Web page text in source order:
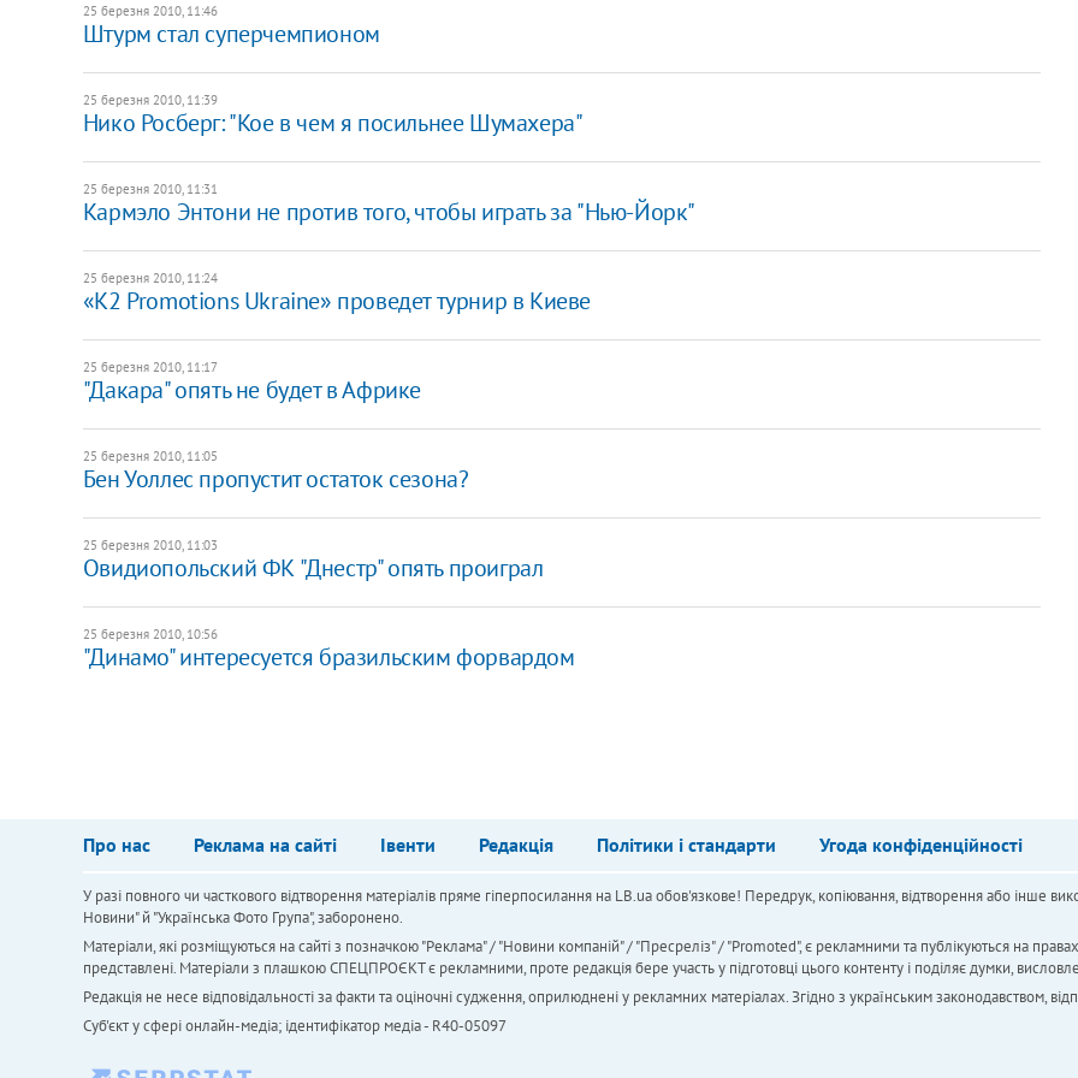
25 березня 2010, 11:46
Штурм стал суперчемпионом
25 березня 2010, 11:39
Нико Росберг: "Кое в чем я посильнее Шумахера"
25 березня 2010, 11:31
Кармэло Энтони не против того, чтобы играть за "Нью-Йорк"
25 березня 2010, 11:24
«К2 Promotions Ukraine» проведет турнир в Киеве
25 березня 2010, 11:17
"Дакара" опять не будет в Африке
25 березня 2010, 11:05
Бен Уоллес пропустит остаток сезона?
25 березня 2010, 11:03
Овидиопольский ФК "Днестр" опять проиграл
25 березня 2010, 10:56
"Динамо" интересуется бразильским форвардом
Про нас Реклама на сайті Івенти Редакція Політики і стандарти Угода конфіденційності
У разі повного чи часткового відтворення матеріалів пряме гіперпосилання на LB.ua обов'язкове! Передрук, копіювання, відтворення або інше
Новини" й "Українська Фото Група", заборонено.
Матеріали, які розміщуються на сайті з позначкою "Реклама" / "Новини компаній" / "Пресреліз" / "Promoted", є рекламними та публікуються на
представлені. Матеріали з плашкою СПЕЦПРОЄКТ є рекламними, проте редакція бере участь у підготовці цього контенту і поділяє думки,
Редакція не несе відповідальності за факти та оціночні судження, оприлюднені у рекламних матеріалах. Згідно з українським законодавством,
Cуб'єкт у сфері онлайн-медіа; ідентифікатор медіа - R40-05097